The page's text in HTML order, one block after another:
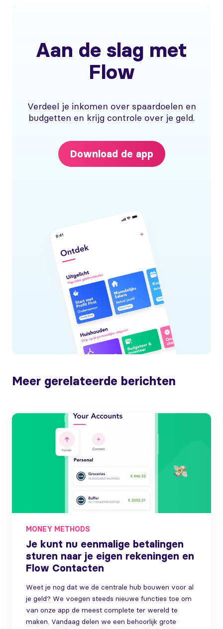
Aan de slag met
Flow
Verdeel je inkomen over spaardoelen en
budgetten en krijg controle over je geld.
Download de app
Meer gerelateerde berichten
MONEY METHODS
Je kunt nu eenmalige betalingen
sturen naar je eigen rekeningen en
Flow Contacten
Weet je nog dat we de centrale hub bouwen voor al
je geld? We voegen steeds nieuwe functies toe om
van onze app de meest complete ter wereld te
maken. Vandaag delen we een behoorlijk grote